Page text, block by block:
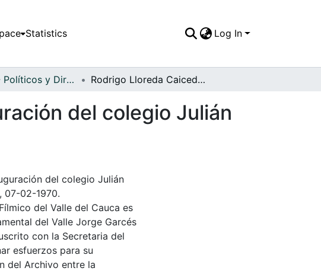
Statistics Log In
APFFVC - Políticos y Dirigentes - Patrimonial Rodrigo Lloreda Caicedo, durante la inauguración del colegio Julián Trujillo
del colegio Julián
del colegio Julián
07-02-1970.
del Valle del Cauca es
del Valle Jorge Garcés
con la Secretaria del
esfuerzos para su
del Archivo entre la